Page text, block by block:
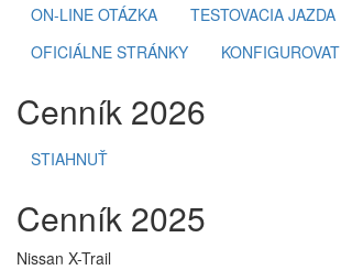
ON-LINE OTÁZKA
TESTOVACIA JAZDA
OFICIÁLNE STRÁNKY
KONFIGUROVAT
Cenník 2026
STIAHNUŤ
Cenník 2025
Nissan X-Trail